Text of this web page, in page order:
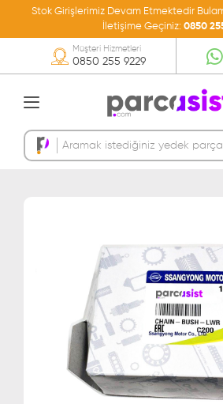
Stok Girişlerimiz Devam Etmektedir
İletişime Geçiniz: 0850
0850 255 9229
Müşteri Hizmetleri